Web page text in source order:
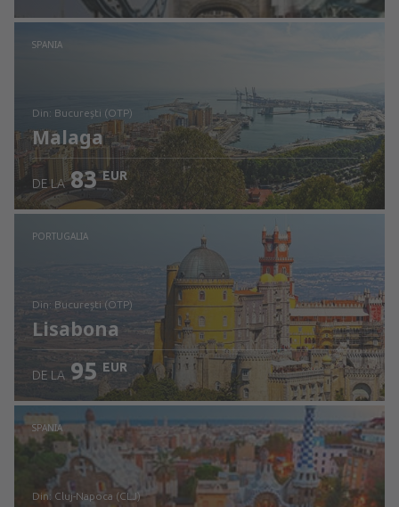
Verificați detaliile
SPANIA
din: București (OTP)
Malaga
Verificați detaliile
DE LA 83 EUR
PORTUGALIA
din: București (OTP)
Lisabona
Verificați detaliile
DE LA 95 EUR
SPANIA
din: Cluj-Napoca (CLJ)